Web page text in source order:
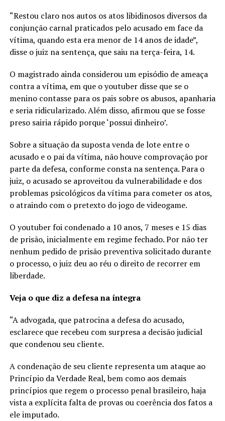
“Restou claro nos autos os atos libidinosos diversos da
conjunção carnal praticados pelo acusado em face da
vítima, quando esta era menor de 14 anos de idade”,
disse o juiz na sentença, que saiu na terça-feira, 14.
O magistrado ainda considerou um episódio de ameaça
contra a vítima, em que o youtuber disse que se o
menino contasse para os pais sobre os abusos, apanharia
e seria ridicularizado. Além disso, afirmou que se fosse
preso sairia rápido porque ‘possui dinheiro’.
Sobre a situação da suposta venda de lote entre o
acusado e o pai da vítima, não houve comprovação por
parte da defesa, conforme consta na sentença. Para o
juiz, o acusado se aproveitou da vulnerabilidade e dos
problemas psicológicos da vítima para cometer os atos,
o atraindo com o pretexto do jogo de videogame.
O youtuber foi condenado a 10 anos, 7 meses e 15 dias
de prisão, inicialmente em regime fechado. Por não ter
nenhum pedido de prisão preventiva solicitado durante
o processo, o juiz deu ao réu o direito de recorrer em
liberdade.
Veja o que diz a defesa na íntegra
“A advogada, que patrocina a defesa do acusado,
esclarece que recebeu com surpresa a decisão judicial
que condenou seu cliente.
A condenação de seu cliente representa um ataque ao
Princípio da Verdade Real, bem como aos demais
princípios que regem o processo penal brasileiro, haja
vista a explícita falta de provas ou coerência dos fatos a
ele imputado.